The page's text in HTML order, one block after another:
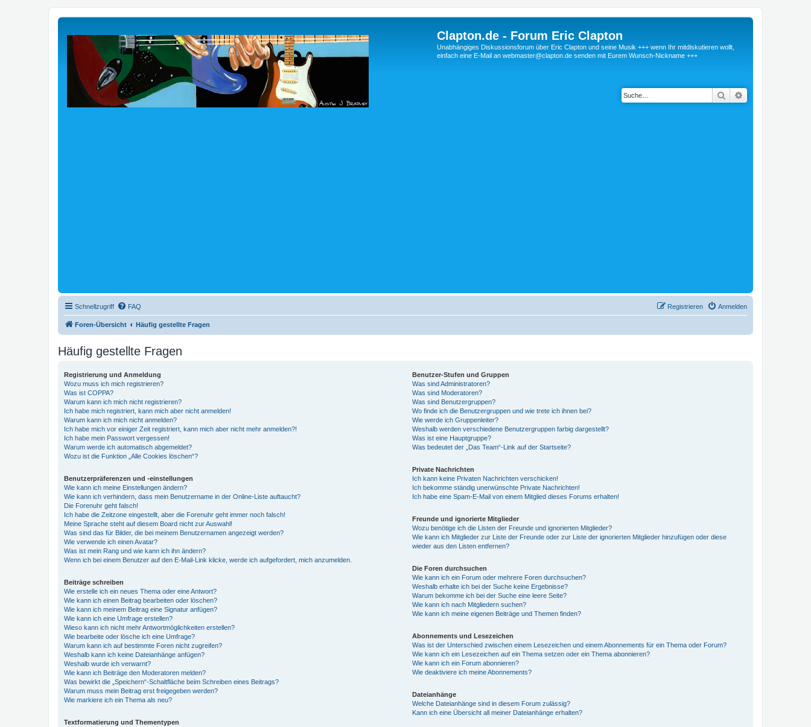
Clapton.de - Forum Eric Clapton
Unabhängiges Diskussionsforum über Eric Clapton und seine Musik +++ wenn Ihr mitdiskutieren wollt,
einfach eine E-Mail an webmaster@clapton.de senden mit Eurem Wunsch-Nickname +++
Suche
Schnellzugriff FAQ Anmelden
Registrieren
Foren-Übersicht Häufig gestellte Fragen
Häufig gestellte Fragen
Registrierung und Anmeldung
Wozu muss ich mich registrieren?
Was ist COPPA?
Warum kann ich mich nicht registrieren?
Ich habe mich registriert, kann mich aber nicht anmelden!
Warum kann ich mich nicht anmelden?
Ich habe mich vor einiger Zeit registriert, kann mich aber nicht mehr anmelden?!
Ich habe mein Passwort vergessen!
Warum werde ich automatisch abgemeldet?
Wozu ist die Funktion „Alle Cookies löschen“?
Benutzerpräferenzen und -einstellungen
Wie kann ich meine Einstellungen ändern?
Wie kann ich verhindern, dass mein Benutzername in der Online-Liste auftaucht?
Die Forenuhr geht falsch!
Ich habe die Zeitzone eingestellt, aber die Forenuhr geht immer noch falsch!
Meine Sprache steht auf diesem Board nicht zur Auswahl!
Was sind das für Bilder, die bei meinem Benutzernamen angezeigt werden?
Wie verwende ich einen Avatar?
Was ist mein Rang und wie kann ich ihn ändern?
Wenn ich bei einem Benutzer auf den E-Mail-Link klicke, werde ich aufgefordert, mich anzumelden.
Beiträge schreiben
Wie erstelle ich ein neues Thema oder eine Antwort?
Wie kann ich einen Beitrag bearbeiten oder löschen?
Wie kann ich meinem Beitrag eine Signatur anfügen?
Wie kann ich eine Umfrage erstellen?
Wieso kann ich nicht mehr Antwortmöglichkeiten erstellen?
Wie bearbeite oder lösche ich eine Umfrage?
Warum kann ich auf bestimmte Foren nicht zugreifen?
Weshalb kann ich keine Dateianhänge anfügen?
Weshalb wurde ich verwarnt?
Wie kann ich Beiträge den Moderatoren melden?
Was bewirkt die „Speichern“-Schaltfläche beim Schreiben eines Beitrags?
Warum muss mein Beitrag erst freigegeben werden?
Wie markiere ich ein Thema als neu?
Textformatierung und Thementypen
Benutzer-Stufen und Gruppen
Was sind Administratoren?
Was sind Moderatoren?
Was sind Benutzergruppen?
Wo finde ich die Benutzergruppen und wie trete ich ihnen bei?
Wie werde ich Gruppenleiter?
Weshalb werden verschiedene Benutzergruppen farbig dargestellt?
Was ist eine Hauptgruppe?
Was bedeutet der „Das Team“-Link auf der Startseite?
Private Nachrichten
Ich kann keine Privaten Nachrichten verschicken!
Ich bekomme ständig unerwünschte Private Nachrichten!
Ich habe eine Spam-E-Mail von einem Mitglied dieses Forums erhalten!
Freunde und ignorierte Mitglieder
Wozu benötige ich die Listen der Freunde und ignorierten Mitglieder?
Wie kann ich Mitglieder zur Liste der Freunde oder zur Liste der ignorierten Mitglieder hinzufügen oder diese
wieder aus den Listen entfernen?
Die Foren durchsuchen
Wie kann ich ein Forum oder mehrere Foren durchsuchen?
Weshalb erhalte ich bei der Suche keine Ergebnisse?
Warum bekomme ich bei der Suche eine leere Seite?
Wie kann ich nach Mitgliedern suchen?
Wie kann ich meine eigenen Beiträge und Themen finden?
Abonnements und Lesezeichen
Was ist der Unterschied zwischen einem Lesezeichen und einem Abonnements für ein Thema oder Forum?
Wie kann ich ein Lesezeichen auf ein Thema setzen oder ein Thema abonnieren?
Wie kann ich ein Forum abonnieren?
Wie deaktiviere ich meine Abonnements?
Dateianhänge
Welche Dateianhänge sind in diesem Forum zulässig?
Kann ich eine Übersicht all meiner Dateianhänge erhalten?